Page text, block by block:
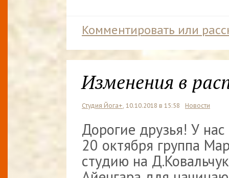
Комментировать или
Изменения в
Студия Йога+, 10.10.2018 в 15:58 Новости
Дорогие друзья! У
20 октября группа
студию на